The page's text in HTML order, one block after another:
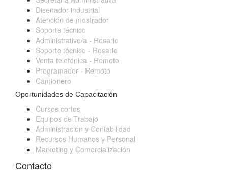
Diseñador industrial
Atención de mostrador
Soporte técnico
Administrativo/a - Rosario
Soporte técnico - Rosario
Venta telefónica - Remoto
Programador - Remoto
Camionero
Oportunidades de Capacitación
Cursos cortos
Equipos de Trabajo
Administración y Contabilidad
Recursos Humanos y Personal
Marketing y Comercialización
Contacto